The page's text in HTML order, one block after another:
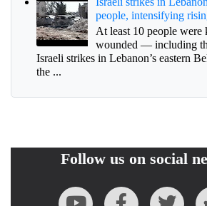
people, intensifying
At least 10 people were
wounded — including
Israeli strikes in Lebanon’s eastern
the ...
Follow us on social